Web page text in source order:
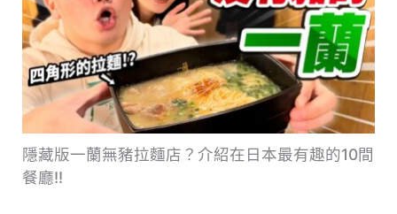
隱藏版一蘭無豬拉麵店？介紹在日本最有趣的10間
餐廳!!